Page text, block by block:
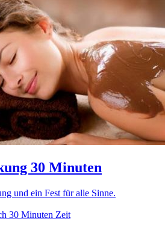
30 Minuten
und ein Fest für alle Sinne.
30 Minuten Zeit